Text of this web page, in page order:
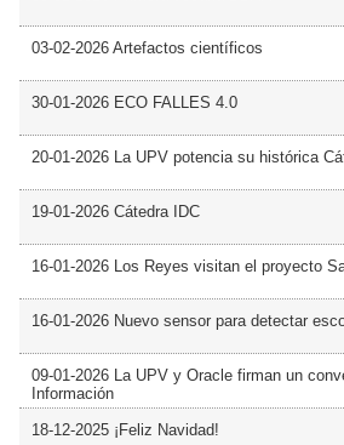
03-02-2026 Artefactos científicos
30-01-2026 ECO FALLES 4.0
20-01-2026 La UPV potencia su histórica
19-01-2026 Cátedra IDC
16-01-2026 Los Reyes visitan el proyecto
16-01-2026 Nuevo sensor para detectar
09-01-2026 La UPV y Oracle firman un
Información
18-12-2025 ¡Feliz Navidad!